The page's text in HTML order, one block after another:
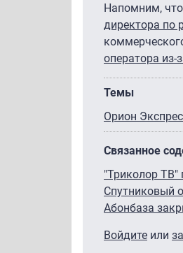
Напомним,
директора по
оператора из-
Темы
Орион
Связанное
"Триколор ТВ"
Спутниковый
Абонбаза
Войдите или